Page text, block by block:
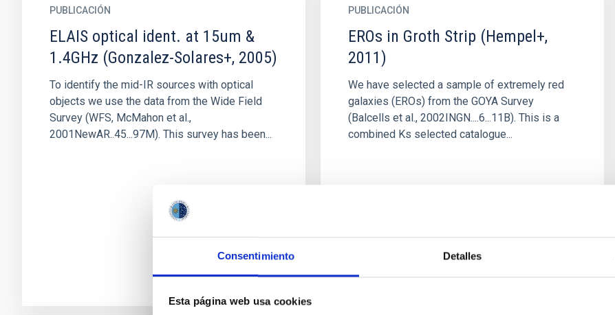
Consentimiento Detalles
Esta página web usa cookies
PUBLICACIÓN
ELAIS optical ident. at 15um &
1.4GHz (Gonzalez-Solares+, 2005)
To identify the mid-IR sources with optical
objects we use the data from the Wide Field
Survey (WFS, McMahon et al.,
2001NewAR..45...97M). This survey has been...
PUBLICACIÓN
EROs in Groth Strip (Hempel+,
2011)
We have selected a sample of extremely red
galaxies (EROs) from the GOYA Survey
(Balcells et al., 2002INGN....6...11B). This is a
combined Ks selected catalogue...